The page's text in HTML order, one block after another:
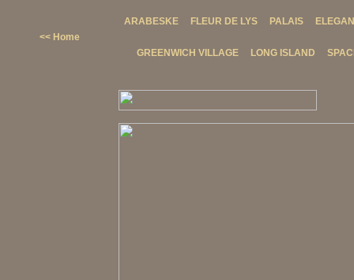
<< Home
ARABESKE FLEUR DE LYS PALAIS
GREENWICH VILLAGE LONG ISLAND